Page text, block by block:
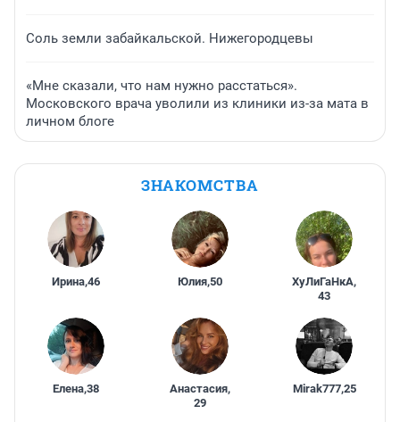
Соль земли забайкальской. Нижегородцевы
«Мне сказали, что нам нужно расстаться».
Московского врача уволили из клиники из-за мата в
личном блоге
ЗНАКОМСТВА
Ирина,46 Юлия,50 ХуЛиГаНкА,
43
Елена,38 Анастасия,
29
Mirak777,25